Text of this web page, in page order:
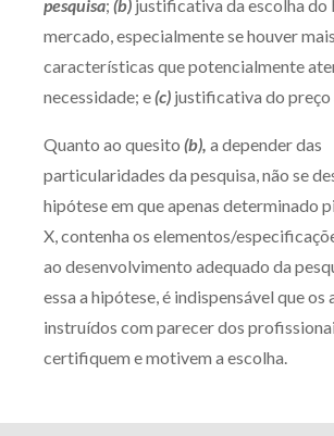
pesquisa; (b) justificativa da escolha do
mercado, especialmente se houver
características que potencialmente
necessidade; e(c) justificativa do preço
Quanto ao quesito (b), a depender das
particularidades da pesquisa, não se
hipótese em que apenas determinado
X, contenha os elementos/
ao desenvolvimento adequado da
essa a hipótese, é indispensável que os
instruídos com parecer dos
certifiquem e motivem a escolha.